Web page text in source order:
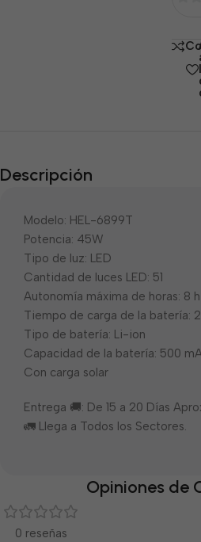
5
Descripción
Modelo: HEL-6899T
Potencia: 45W
Tipo de luz: LED
Cantidad de luces LED: 51
Autonomía máxima de horas: 8 h
Tiempo de carga de la batería:
Tipo de batería: Li-ion
Capacidad de la batería: 500
Con carga solar
Entrega 🚚: De 15 a 20 Días
🚛 Llega a Todos los Sectores.
Opiniones de
0 reseñas